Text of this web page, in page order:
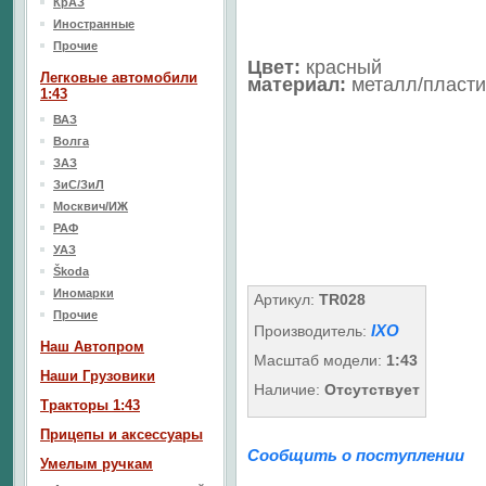
Цвет: красный
материал: металл/
Артикул: TR028
Производитель: IXO
Масштаб модели: 1:43
Наличие: Отсутствует
Сообщить о поступлении
Иностранные
Прочие
Легковые автомобили
1:43
ВАЗ
Волга
ЗАЗ
ЗиС/ЗиЛ
Москвич/ИЖ
РАФ
УАЗ
Škoda
Иномарки
Прочие
Наш Aвтопром
Наши Грузовики
Тракторы 1:43
Прицепы и аксессуары
Умелым ручкам